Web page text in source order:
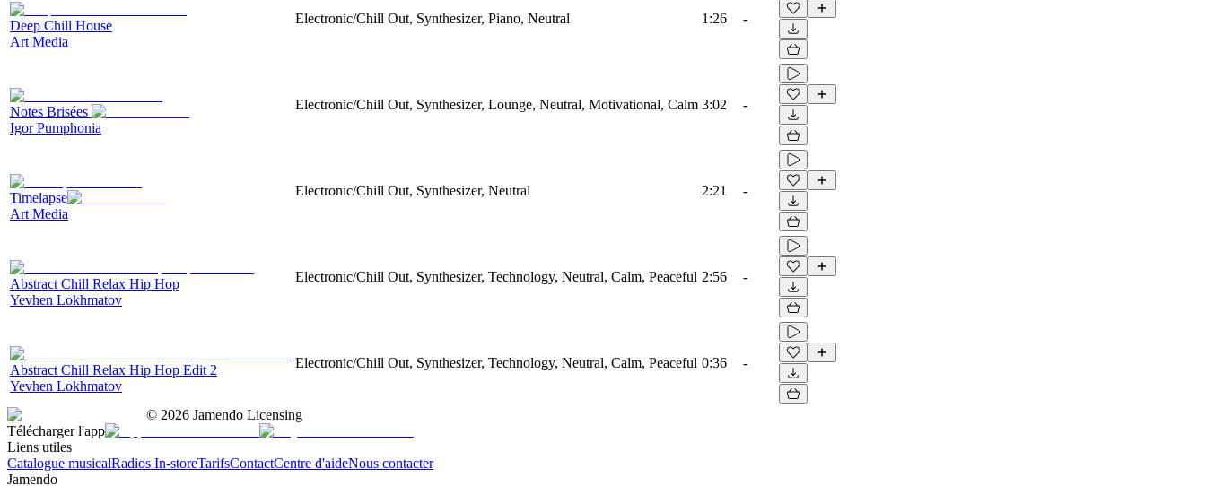
Deep Chill House
Art Media
Electronic/Chill Out, Synthesizer, Piano, Neutral 1:26 -
Notes Brisées
Igor Pumphonia
Electronic/Chill Out, Synthesizer, Lounge, Neutral, Motivational, Calm 3:02 -
Timelapse
Art Media
Electronic/Chill Out, Synthesizer, Neutral 2:21 -
Abstract Chill Relax Hip Hop
Yevhen Lokhmatov
Electronic/Chill Out, Synthesizer, Technology, Neutral, Calm, Peaceful 2:56 -
Abstract Chill Relax Hip Hop Edit 2
Yevhen Lokhmatov
Electronic/Chill Out, Synthesizer, Technology, Neutral, Calm, Peaceful 0:36 -
© 2026 Jamendo Licensing
Télécharger l'app
Liens utiles
Catalogue musicalRadios In-storeTarifsContactCentre d'aideNous contacter
Jamendo